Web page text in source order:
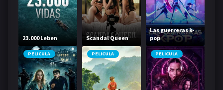
23.000 Leben Scandal Queen
Las guerreras k-
pop
PELICULA PELICULA PELICULA